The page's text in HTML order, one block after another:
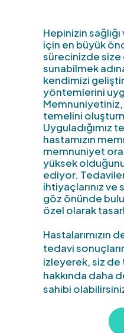
Hepinizin
için en büyük
sürecinizde size
sunabilmek
kendimizi
yöntemlerini
Memnuniyetiniz,
temelini
Uyguladığımız
hastamızın
memnuniyet
yüksek
ediyor.
ihtiyaçlarınız ve
göz önünde
özel olarak
Hastalarımızın
tedavi
izleyerek, siz
hakkında daha
sahibi